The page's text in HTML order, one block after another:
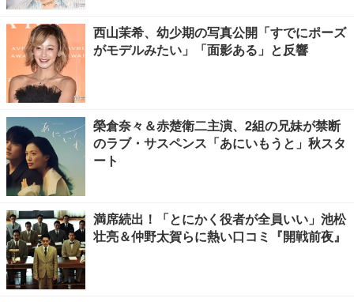
西山茉希、幼少期の写真公開「すでにポーズ
がモデルみたい」「面影ある」と反響
榮倉奈々＆赤楚衛二主演、2組の兄妹が禁断
のラブ・サスペンス「あにいもうと」秋スタ
ート
満席続出！「とにかく役者が全員いい」池松
壮亮＆仲野太賀らに熱い口コミ『開戦前夜』